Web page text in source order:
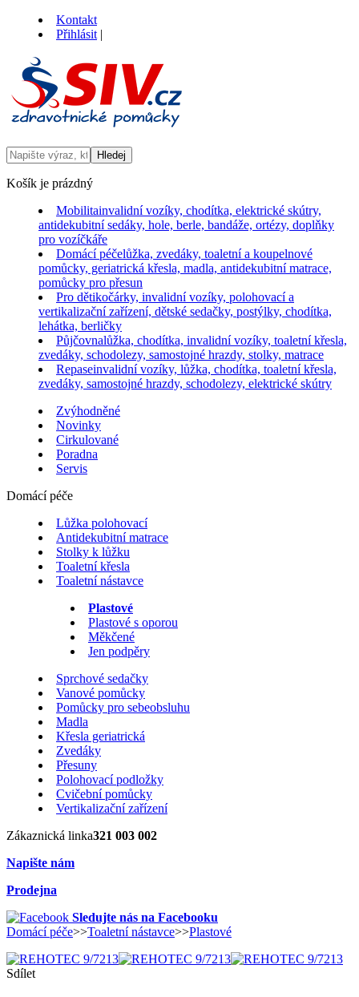
Kontakt
Přihlásit |
Košík je prázdný
Mobilitainvalidní vozíky, chodítka, elektrické skútry,
antidekubitní sedáky, hole, berle, bandáže, ortézy, doplňky
pro vozíčkáře
Domácí péčelůžka, zvedáky, toaletní a koupelnové
pomůcky, geriatrická křesla, madla, antidekubitní matrace,
pomůcky pro přesun
Pro dětikočárky, invalidní vozíky, polohovací a
vertikalizační zařízení, dětské sedačky, postýlky, chodítka,
lehátka, berličky
Půjčovnalůžka, chodítka, invalidní vozíky, toaletní křesla,
zvedáky, schodolezy, samostojné hrazdy, stolky, matrace
Repaseinvalidní vozíky, lůžka, chodítka, toaletní křesla,
zvedáky, samostojné hrazdy, schodolezy, elektrické skútry
Zvýhodněné
Novinky
Cirkulované
Poradna
Servis
Domácí péče
Lůžka polohovací
Antidekubitní matrace
Stolky k lůžku
Toaletní křesla
Toaletní nástavce
Plastové
Plastové s oporou
Měkčené
Jen podpěry
Sprchové sedačky
Vanové pomůcky
Pomůcky pro sebeobsluhu
Madla
Křesla geriatrická
Zvedáky
Přesuny
Polohovací podložky
Cvičební pomůcky
Vertikalizační zařízení
Zákaznická linka321 003 002
Napište nám
Prodejna
Sledujte nás na Facebooku
Domácí péče>>Toaletní nástavce>>Plastové
Sdílet